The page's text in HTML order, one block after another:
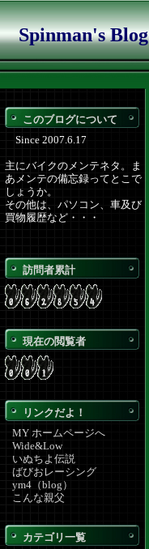
Spinman's Blog
このブログについて
Since 2007.6.17
主にバイクのメンテネタ。ま
あメンテの備忘録ってとこで
しょうか。
その他は、パソコン、車及び
買物履歴など・・・
訪問者累計
現在の閲覧者
リンクだよ！
MY ホームページへ
Wide&Low
いぬちよ伝説
ばびおレーシング
ym4（blog）
こんな親父
カテゴリ一覧